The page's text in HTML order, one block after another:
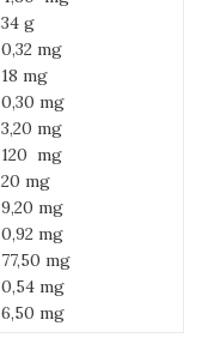
34 g
0,32 mg
18 mg
0,30 mg
3,20 mg
120 mg
20 mg
9,20 mg
0,92 mg
77,50 mg
0,54 mg
6,50 mg